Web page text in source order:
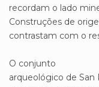
recordam o lado
Construções de
contrastam com o
O conjunto
arqueológico de San